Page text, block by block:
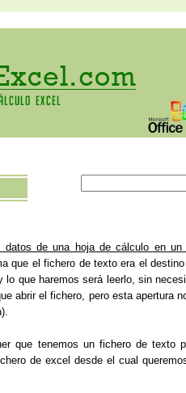
datos de una hoja de cálculo en
que el fichero de texto era el
que haremos será leerlo, sin
abrir el fichero, pero esta apertura
que tenemos un fichero de texto
de excel desde el cual